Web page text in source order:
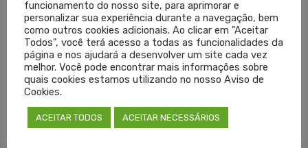
presidente do Cremers, Carlos Isaia Filho.
O documento tem validade enquanto durar a
pandemia do novo Coronavírus.
funcionamento do nosso site, para aprimorar e
personalizar sua experiência durante a navegação, bem
como outros cookies adicionais. Ao clicar em "Aceitar
Todos", você terá acesso a todas as funcionalidades da
página e nos ajudará a desenvolver um site cada vez
melhor. Você pode encontrar mais informações sobre
quais cookies estamos utilizando no nosso Aviso de
Cookies.
ACEITAR TODOS ACEITAR NECESSÁRIOS